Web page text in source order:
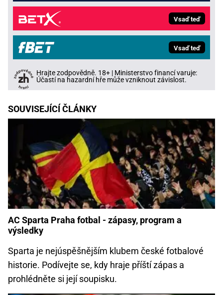
Vsaď teď
Vsaď teď
Hrajte zodpovědně. 18+ | Ministerstvo financí varuje:
Účastí na hazardní hře může vzniknout závislost.
SOUVISEJÍCÍ ČLÁNKY
AC Sparta Praha fotbal - zápasy, program a
výsledky
Sparta je nejúspěšnějším klubem české fotbalové
historie. Podívejte se, kdy hraje příští zápas a
prohlédněte si její soupisku.